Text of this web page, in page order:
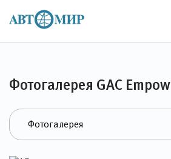
Фотогалерея GAC Empow